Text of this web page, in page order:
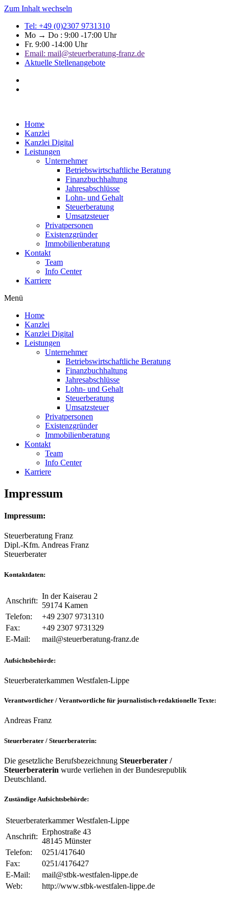
Zum Inhalt wechseln
Tel: +49 (0)2307 9731310
Mo → Do : 9:00 -17:00 Uhr
Fr. 9:00 -14:00 Uhr
Email: mail@steuerberatung-franz.de
Aktuelle Stellenangebote
Home
Kanzlei
Kanzlei Digital
Leistungen
Unternehmer
Betriebswirtschaftliche Beratung
Finanzbuchhaltung
Jahresabschlüsse
Lohn- und Gehalt
Steuerberatung
Umsatzsteuer
Privatpersonen
Existenzgründer
Immobilienberatung
Kontakt
Team
Info Center
Karriere
Menü
Home
Kanzlei
Kanzlei Digital
Leistungen
Unternehmer
Betriebswirtschaftliche Beratung
Finanzbuchhaltung
Jahresabschlüsse
Lohn- und Gehalt
Steuerberatung
Umsatzsteuer
Privatpersonen
Existenzgründer
Immobilienberatung
Kontakt
Team
Info Center
Karriere
Impressum
Impressum:
Steuerberatung Franz
Dipl.-Kfm. Andreas Franz
Steuerberater
Kontaktdaten:
Anschrift:
In der Kaiserau 2
59174 Kamen
Telefon:
+49 2307 9731310
Fax:
+49 2307 9731329
E-Mail:
mail@steuerberatung-franz.de
Aufsichtsbehörde:
Steuerberaterkammen Westfalen-Lippe
Verantwortlicher / Verantwortliche für journalistisch-redaktionelle Texte:
Andreas Franz
Steuerberater / Steuerberaterin:
Die gesetzliche Berufsbezeichnung Steuerberater /
Steuerberaterin wurde verliehen in der Bundesrepublik
Deutschland.
Zuständige Aufsichtsbehörde:
Steuerberaterkammer Westfalen‑Lippe
Anschrift:
Erphostraße 43
48145 Münster
Telefon:
0251/417640
Fax:
0251/4176427
E-Mail:
mail@stbk-westfalen-lippe.de
Web:
http://www.stbk-westfalen-lippe.de